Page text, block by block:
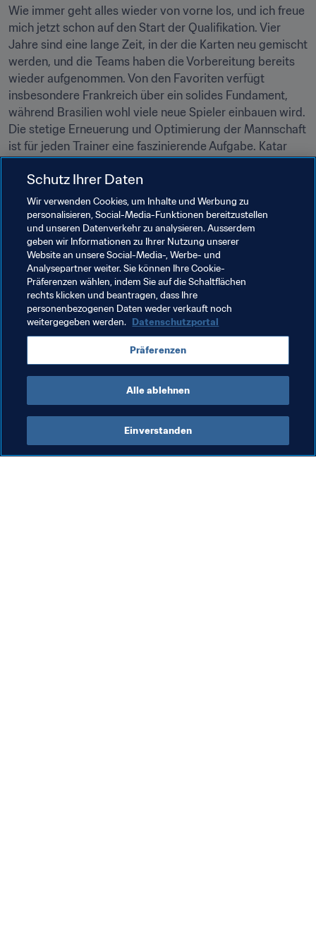
Wie immer geht alles wieder von vorne los, und ich freue
mich jetzt schon auf den Start der Qualifikation. Vier
Jahre sind eine lange Zeit, in der die Karten neu gemischt
werden, und die Teams haben die Vorbereitung bereits
wieder aufgenommen. Von den Favoriten verfügt
insbesondere Frankreich über ein solides Fundament,
während Brasilien wohl viele neue Spieler einbauen wird.
Die stetige Erneuerung und Optimierung der Mannschaft
ist für jeden Trainer eine faszinierende Aufgabe. Katar
uns mit fantastischen Stadien begeistern wird. Jede
Weltmeisterschaft hat ihr eigenes Gesicht, und es wird
interessant zu sehen sein, wie das Turnier in einem viel
kleineren Land als bei den vorangegangenen
Austragungen ablaufen wird. Die Besucher erwartet
jedenfalls ein spannendes Reiseziel, und ich bin
überzeugt, dass wir eine tolle WM-Endrunde erleben
werden.
Verwandte Dokumente
Schutz Ihrer Daten
Wir verwenden Cookies, um Inhalte und Werbung zu
personalisieren, Social-Media-Funktionen bereitzustellen
und unseren Datenverkehr zu analysieren. Ausserdem
geben wir Informationen zu Ihrer Nutzung unserer
Website an unsere Social-Media-, Werbe- und
Analysepartner weiter. Sie können Ihre Cookie-
Präferenzen wählen, indem Sie auf die Schaltflächen
rechts klicken und beantragen, dass Ihre
personenbezogenen Daten weder verkauft noch
weitergegeben werden. Datenschutzportal
Präferenzen
Alle ablehnen
Einverstanden